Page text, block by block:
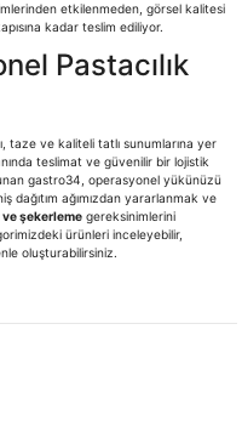
etkilenmeden, görsel kalitesi
kadar teslim ediliyor.
Pastacılık
taze ve kaliteli tatlı sunumlarına yer
teslimat ve güvenilir bir lojistik
gastro34, operasyonel yükünüzü
dağıtım ağımızdan yararlanmak ve
şekerleme gereksinimlerini
ürünleri inceleyebilir,
oluşturabilirsiniz.